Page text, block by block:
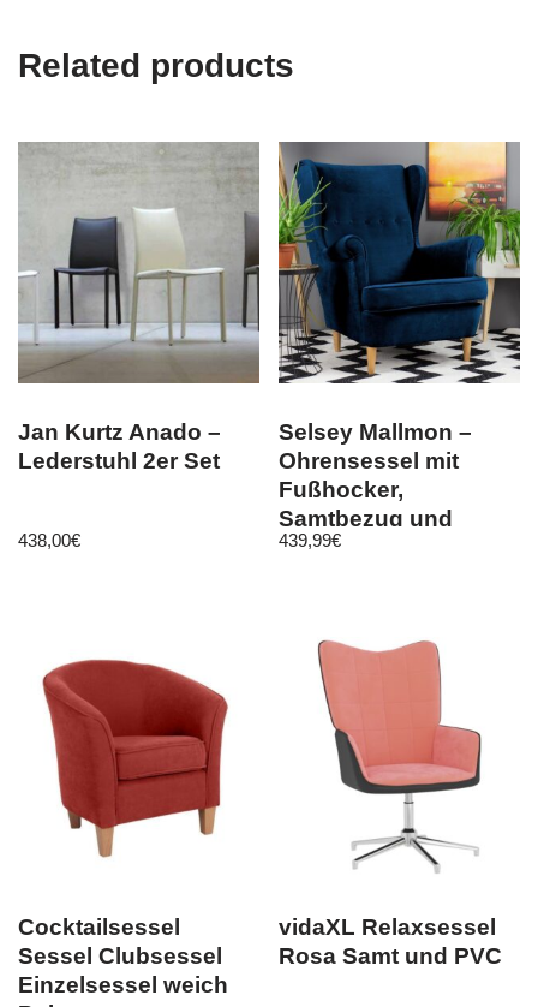
Related products
Jan Kurtz Anado –
Lederstuhl 2er Set
438,00€
Selsey Mallmon –
Ohrensessel mit
Fußhocker,
Samtbezug und
Holzbeinen
439,99€
Cocktailsessel
Sessel Clubsessel
Einzelsessel weich
vidaXL Relaxsessel
Rosa Samt und PVC